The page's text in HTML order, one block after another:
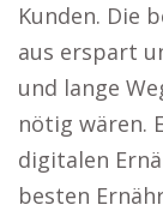
Kunden. Die
aus erspart
und lange
nötig wären.
digitalen
besten